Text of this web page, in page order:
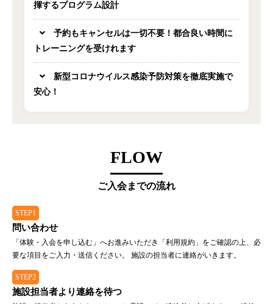
揮するプログラム設計
予約もキャンセルは一切不要！都合良い時間に
トレーニングを受けれます
新型コロナウイルス感染予防対策を徹底実施で
安心！
FLOW
ご入会までの流れ
STEP1
問い合わせ
「体験・入会を申し込む」へお進みいただき「利用規約」をご確認の上、必
要な項目をご入力・送信ください。 施設の担当者に連絡がいきます。
STEP2
施設担当者より連絡を待つ